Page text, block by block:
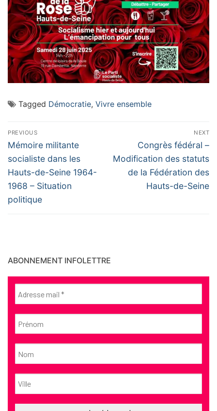
Tagged Démocratie, Vivre ensemble
Navigation
de
l’article
PREVIOUS
Previous
post:
Mémoire militante
socialiste dans les
Hauts-de-Seine 1964-
1968 – Situation
politique
NEXT
Next
post:
Congrès fédéral –
Modification des statuts
de la Fédération des
Hauts-de-Seine
ABONNEMENT INFOLETTRE